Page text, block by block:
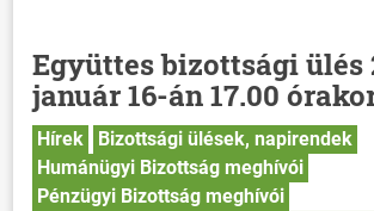
Együttes bizottsági ülés
január 16-án 17.00
Hírek
Bizottsági ülések, napirendek
Humánügyi Bizottság meghívói
Pénzügyi Bizottság meghívói